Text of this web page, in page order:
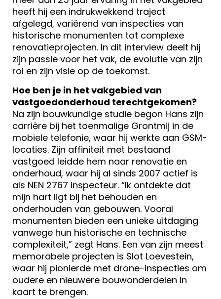
heeft hij een indrukwekkend traject
afgelegd, variërend van inspecties van
historische monumenten tot complexe
renovatieprojecten. In dit interview deelt hij
zijn passie voor het vak, de evolutie van zijn
rol en zijn visie op de toekomst.
Hoe ben je in het vakgebied van
vastgoedonderhoud terechtgekomen?
Na zijn bouwkundige studie begon Hans zijn
carrière bij het toenmalige Grontmij in de
mobiele telefonie, waar hij werkte aan GSM-
locaties. Zijn affiniteit met bestaand
vastgoed leidde hem naar renovatie en
onderhoud, waar hij al sinds 2007 actief is
als NEN 2767 inspecteur. “Ik ontdekte dat
mijn hart ligt bij het behouden en
onderhouden van gebouwen. Vooral
monumenten bieden een unieke uitdaging
vanwege hun historische en technische
complexiteit,” zegt Hans. Een van zijn meest
memorabele projecten is Slot Loevestein,
waar hij pionierde met drone-inspecties om
oudere en nieuwere bouwonderdelen in
kaart te brengen.